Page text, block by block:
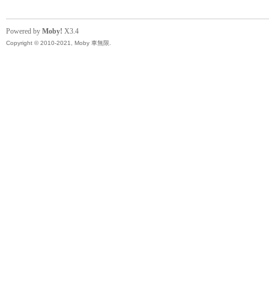
Powered by Moby! X3.4
Copyright © 2010-2021, Moby 車無限.